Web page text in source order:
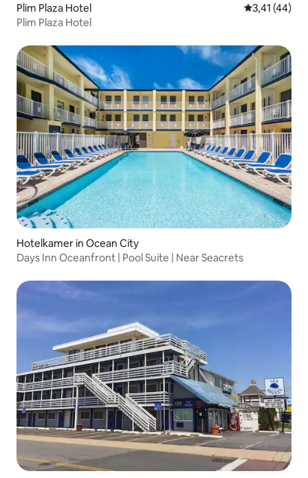
Plim Plaza Hotel Gemiddelde
3,41 (44)
Plim Plaza Hotel
Hotelkamer in Ocean City
Days Inn Oceanfront | Pool Suite | Near Seacrets